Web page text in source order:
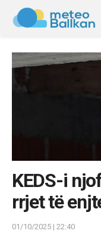
KEDS-i
rrjet të
01/10/2025 | 22:40